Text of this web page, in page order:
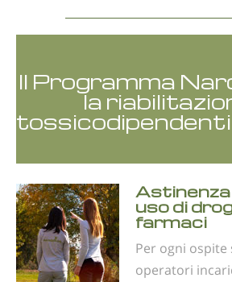
Il Programma
la
Astinenza
uso di
farmaci
Per ogni
operatori